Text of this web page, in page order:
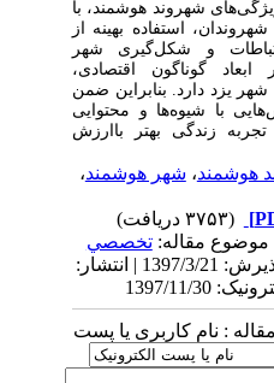
شهروند هوشمند، با
استفاده بهینه از
و شکل‌گیری شهر
گوناگون اقتصادی،
یزد دارد. بنابراین ضمن
با شیوهها و محتوایی
زندگی بهتر باارزش
،شهر هوشمند،
مقاله:تخصصي
دریافت: 1396/12/25 | پذیرش: 1397/3/21 | انتشار:
: نام کاربری یا پست